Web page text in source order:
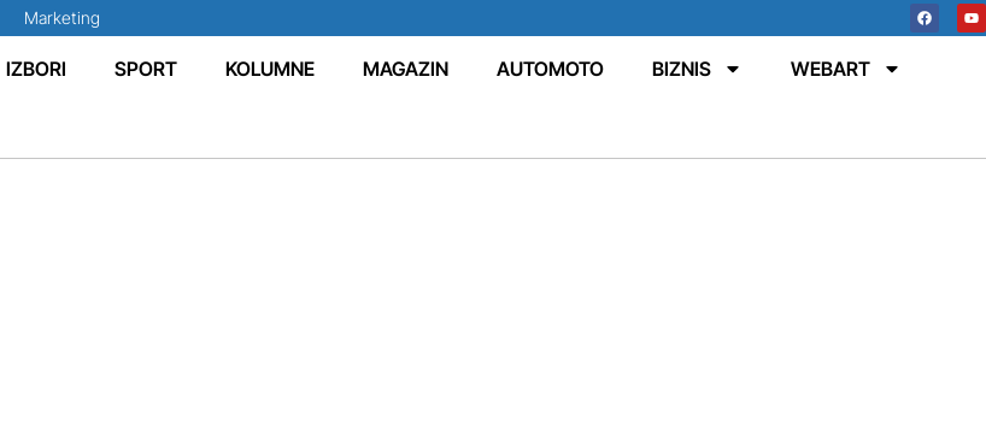
Marketing
IZBORI SPORT KOLUMNE MAGAZIN AUTOMOTO BIZNIS WEBART